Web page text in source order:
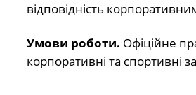
відповідність
Умови роботи. Офіційне
корпоративні та спортивні